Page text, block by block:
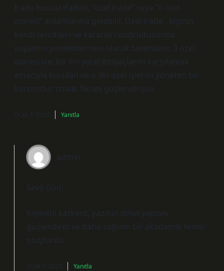
İrade hususi ifadesi, “özel irade” veya “il özel
idaresi” anlamlarına gelebilir. Özel irade , kişinin
kendi tercihleri ve kararları doğrultusunda
yaşamını yönlendirmesi olarak tanımlanır. İl özel
idaresi ise, bir ilin yerel ihtiyaçlarını karşılamak
amacıyla kurulan ve o ilin özel işlerini yöneten bir
kurumdur. risale. fikrini güçlendiriyor.
Ocak 7, 2025 Yanıtla
admin
Sevil Gün!
Kıymetli katkınız, yazının temel yapısını
güçlendirdi ve daha sağlam bir akademik temel
oluşturdu.
Ocak 7, 2025 Yanıtla